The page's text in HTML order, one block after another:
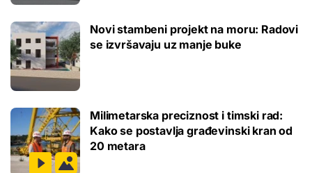
Novi stambeni projekt na moru: Radovi
se izvršavaju uz manje buke
Milimetarska preciznost i timski rad:
Kako se postavlja građevinski kran od
20 metara